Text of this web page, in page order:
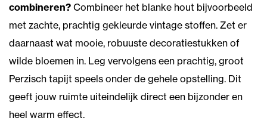
combineren? Combineer het blanke hout bijvoorbeeld
met zachte, prachtig gekleurde vintage stoffen. Zet er
daarnaast wat mooie, robuuste decoratiestukken of
wilde bloemen in. Leg vervolgens een prachtig, groot
Perzisch tapijt speels onder de gehele opstelling. Dit
geeft jouw ruimte uiteindelijk direct een bijzonder en
heel warm effect.